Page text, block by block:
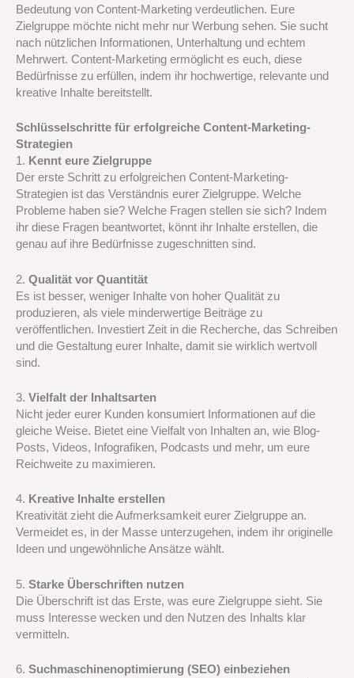
Bedeutung von Content-Marketing verdeutlichen. Eure
Zielgruppe möchte nicht mehr nur Werbung sehen. Sie sucht
nach nützlichen Informationen, Unterhaltung und echtem
Mehrwert. Content-Marketing ermöglicht es euch, diese
Bedürfnisse zu erfüllen, indem ihr hochwertige, relevante und
kreative Inhalte bereitstellt.
Schlüsselschritte für erfolgreiche Content-Marketing-
Strategien
1. Kennt eure Zielgruppe
Der erste Schritt zu erfolgreichen Content-Marketing-
Strategien ist das Verständnis eurer Zielgruppe. Welche
Probleme haben sie? Welche Fragen stellen sie sich? Indem
ihr diese Fragen beantwortet, könnt ihr Inhalte erstellen, die
genau auf ihre Bedürfnisse zugeschnitten sind.
2. Qualität vor Quantität
Es ist besser, weniger Inhalte von hoher Qualität zu
produzieren, als viele minderwertige Beiträge zu
veröffentlichen. Investiert Zeit in die Recherche, das Schreiben
und die Gestaltung eurer Inhalte, damit sie wirklich wertvoll
sind.
3. Vielfalt der Inhaltsarten
Nicht jeder eurer Kunden konsumiert Informationen auf die
gleiche Weise. Bietet eine Vielfalt von Inhalten an, wie Blog-
Posts, Videos, Infografiken, Podcasts und mehr, um eure
Reichweite zu maximieren.
4. Kreative Inhalte erstellen
Kreativität zieht die Aufmerksamkeit eurer Zielgruppe an.
Vermeidet es, in der Masse unterzugehen, indem ihr originelle
Ideen und ungewöhnliche Ansätze wählt.
5. Starke Überschriften nutzen
Die Überschrift ist das Erste, was eure Zielgruppe sieht. Sie
muss Interesse wecken und den Nutzen des Inhalts klar
vermitteln.
6. Suchmaschinenoptimierung (SEO) einbeziehen